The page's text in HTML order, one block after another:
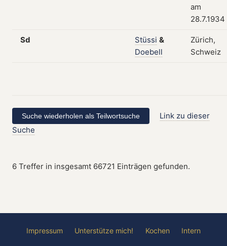
am
28.7.1934
Sd Stüssi &
Doebell
Zürich,
Schweiz
Link zu dieser
Suche
6 Treffer in insgesamt 66721 Einträgen gefunden.
Impressum Unterstütze mich! Kochen Intern